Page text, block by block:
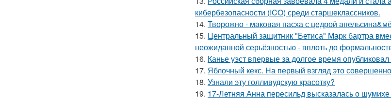
кибербезопасности (ICO) среди старшеклассников.
14. Творожно - маковая пасха с цедрой
15. Центральный защитник "Бетиса" Марк бартра
неожиданной серьёзностью - вплоть до
16. Канье уэст впервые за долгое время
17. Яблочный кекс. На первый взгляд это
18. Узнали эту голливудскую красотку?
19. 17-Летняя Анна пересильд высказалась о